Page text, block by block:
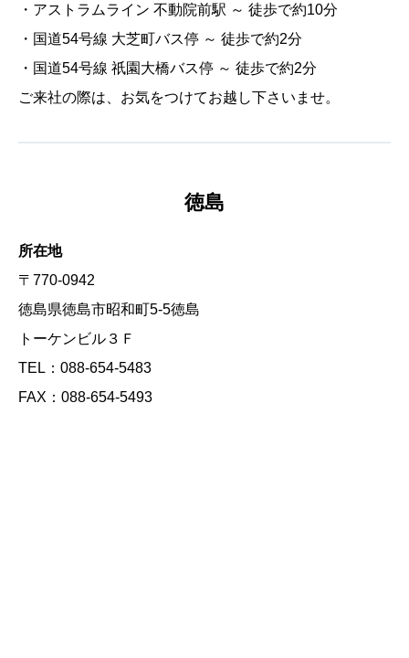
・アストラムライン 不動院前駅 ～ 徒歩で約10分
・国道54号線 大芝町バス停 ～ 徒歩で約2分
・国道54号線 祇園大橋バス停 ～ 徒歩で約2分
ご来社の際は、お気をつけてお越し下さいませ。
徳島
所在地
〒770-0942
徳島県徳島市昭和町5-5徳島
トーケンビル３Ｆ
TEL：088-654-5483
FAX：088-654-5493